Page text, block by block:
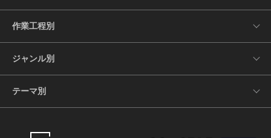
作業工程別
ジャンル別
テーマ別